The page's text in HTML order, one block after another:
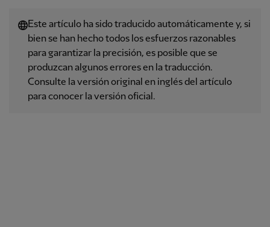
Este artículo ha sido traducido automáticamente y, si
bien se han hecho todos los esfuerzos razonables
para garantizar la precisión, es posible que se
produzcan algunos errores en la traducción.
Consulte la versión original en inglés del artículo
para conocer la versión oficial.